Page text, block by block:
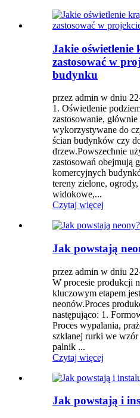
Jakie
zastosować w
budynku
przez admin w dniu
1. Oświetlenie
zastosowanie,
wykorzystywane do
ścian budynków czy
drzew.Powszechnie
zastosowań obejmują
komercyjnych
tereny zielone,
widokowe,...
Czytaj więcej
Jak powstają
przez admin w dniu
W procesie produkcji
kluczowym etapem
neonów.Proces
następująco: 1.
Proces wypalania,
szklanej rurki we wzór
palnik ...
Czytaj więcej
Jak powstają i